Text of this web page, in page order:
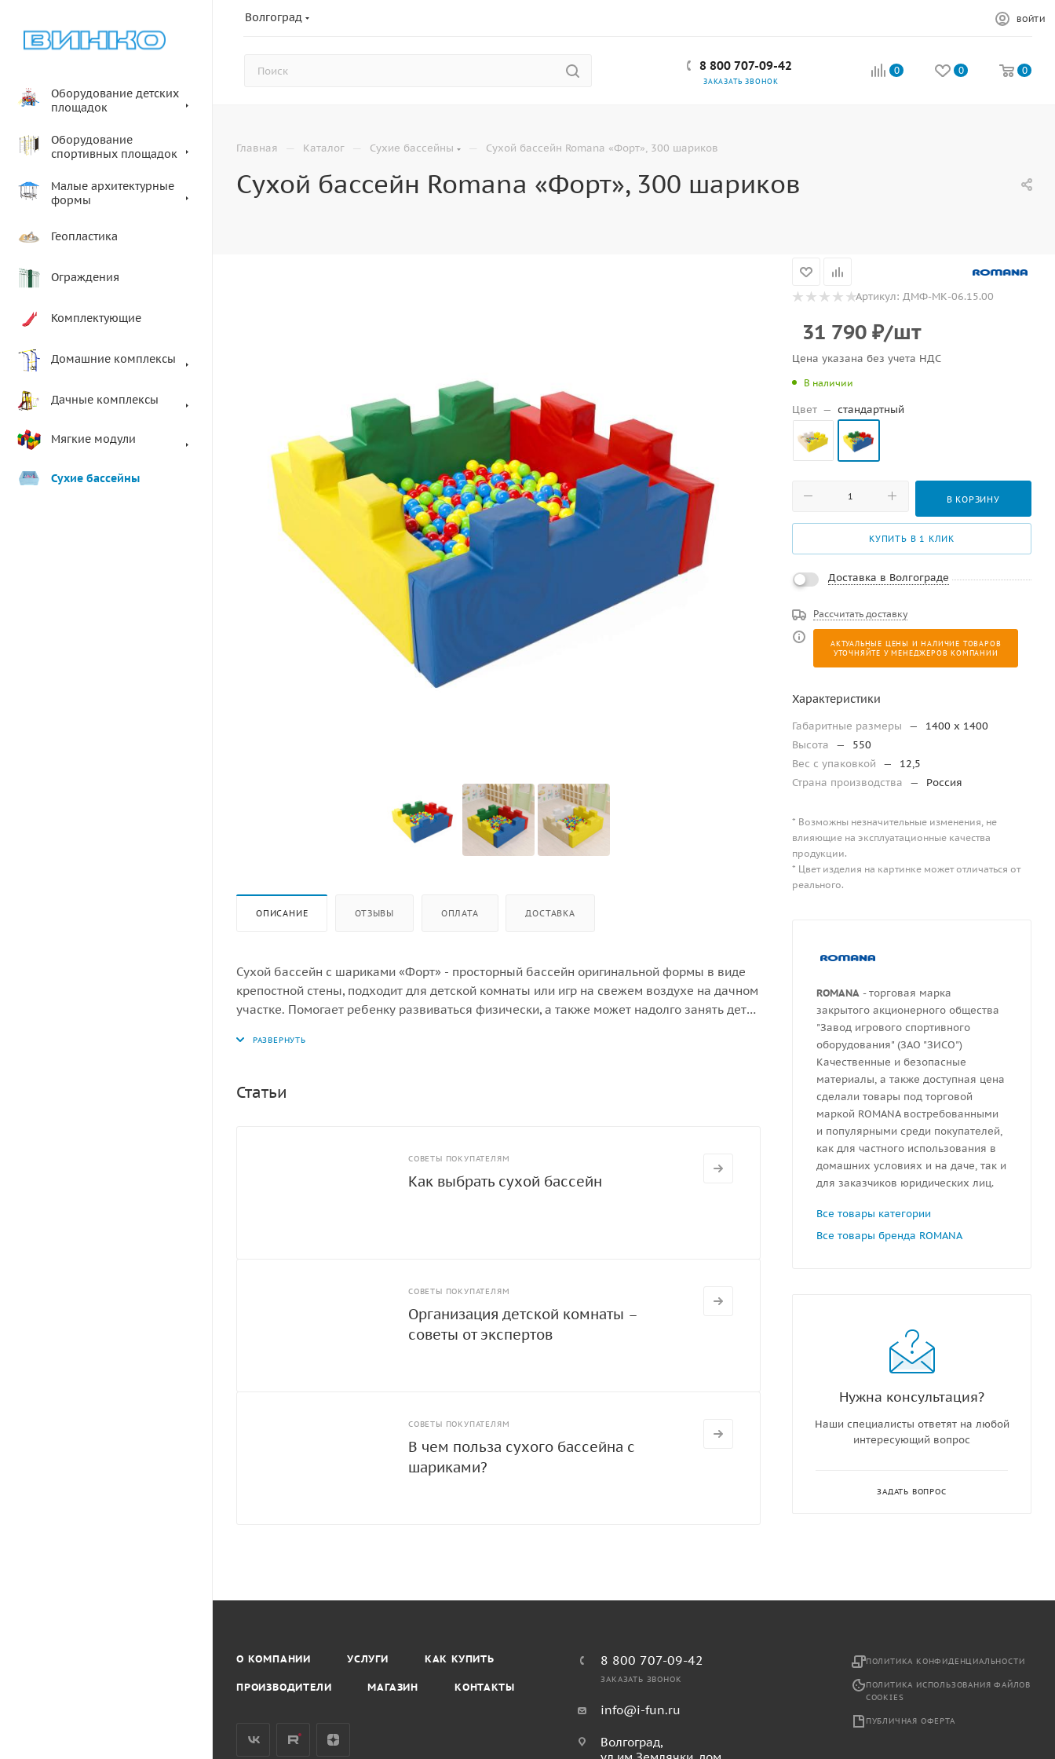
Волгоград ВОЙТИ
8 800 707-09-42
ЗАКАЗАТЬ ЗВОНОК
0 0 0
Оборудование детских
площадок
Оборудование
спортивных площадок
Малые архитектурные
формы
Геопластика
Ограждения
Комплектующие
Домашние комплексы
Дачные комплексы
Мягкие модули
Сухие бассейны
Главная — Каталог — Сухие бассейны — Сухой бассейн Romana «Форт», 300 шариков
Сухой бассейн Romana «Форт», 300 шариков
ОПИСАНИЕ ОТЗЫВЫ ОПЛАТА ДОСТАВКА
Сухой бассейн с шариками «Форт» - просторный бассейн оригинальной формы в виде
крепостной стены, подходит для детской комнаты или игр на свежем воздухе на дачном
участке. Помогает ребенку развиваться физически, а также может надолго занять детей
привлекают внимание ребенка, а необычная форма - развивает ловкость, координацию
разбирать конструкцию. Прочные соединения, устойчивая конструкция, удобная и
Статьи
СОВЕТЫ ПОКУПАТЕЛЯМ
Как выбрать сухой бассейн
СОВЕТЫ ПОКУПАТЕЛЯМ
СОВЕТЫ ПОКУПАТЕЛЯМ
Артикул: ДМФ-МК-06.15.00
31 790 ₽/шт
Цена указана без учета НДС
В наличии
Цвет — стандартный
В КОРЗИНУ
КУПИТЬ В 1 КЛИК
Доставка в Волгограде
Рассчитать доставку
АКТУАЛЬНЫЕ ЦЕНЫ И НАЛИЧИЕ ТОВАРОВ
УТОЧНЯЙТЕ У МЕНЕДЖЕРОВ КОМПАНИИ
Характеристики
Габаритные размеры —
1400 х 1400
Высота
—
550
Вес с упаковкой
—
12,5
Страна производства
— Россия
* Возможны незначительные изменения, не
влияющие на эксплуатационные качества
продукции.
* Цвет изделия на картинке может отличаться от
реального.
ROMANA - торговая марка
закрытого акционерного общества
"Завод игрового спортивного
оборудования" (ЗАО "ЗИСО")
Качественные и безопасные
материалы, а также доступная цена
сделали товары под торговой
маркой ROMANA востребованными
и популярными среди покупателей,
как для частного использования в
домашних условиях и на даче, так и
для заказчиков юридических лиц.
Все товары категории
Все товары бренда ROMANA
Нужна консультация?
Наши специалисты ответят на любой
интересующий вопрос
ЗАДАТЬ ВОПРОС
ЗАКАЗАТЬ ЗВОНОК
info@i-fun.ru
ПОЛИТИКА КОНФИДЕНЦИАЛЬНОСТИ
ПОЛИТИКА ИСПОЛЬЗОВАНИЯ ФАЙЛОВ